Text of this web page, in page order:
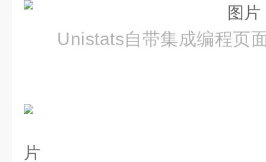
Unistats自带集成编程页